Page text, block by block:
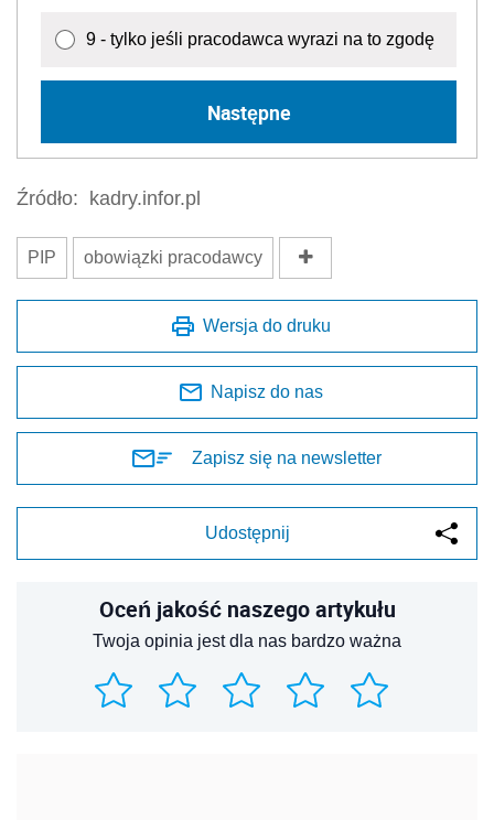
9 - tylko jeśli pracodawca wyrazi na to zgodę
Następne
Źródło: kadry.infor.pl
PIP obowiązki pracodawcy
Wersja do druku
Napisz do nas
Zapisz się na newsletter
Udostępnij
Oceń jakość naszego artykułu
Twoja opinia jest dla nas bardzo ważna